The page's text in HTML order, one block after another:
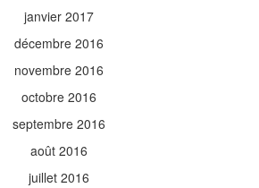
janvier 2017
décembre 2016
novembre 2016
octobre 2016
septembre 2016
août 2016
juillet 2016